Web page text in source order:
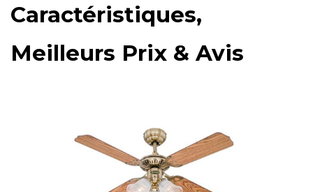
Caractéristiques,
Meilleurs Prix & Avis